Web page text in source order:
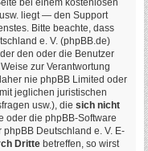
bei einem kostenlosen
liegt — den Support
Bitte beachte, dass
e. V. (phpBB.de)
den oder die Benutzer
zur Verantwortung
nie phpBB Limited oder
jeglichen juristischen
usw.), die sich nicht
oder die phpBB-Software
Deutschland e. V. E-
Dritte betreffen, so wirst